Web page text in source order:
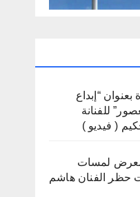
“إبداع
للفنانة
( فيديو )
لمسات
حظر الفنان هاشم